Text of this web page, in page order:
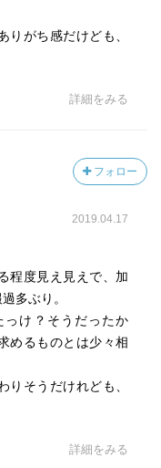
そうだ。もちろん燃
なら単純な計算では
行便として飛びたっ
たらいいのになぁ と
らんけど。
。そこだけ読んだの
で賢治がしゃべる文
が有る。例えば本文
ないよ，忠を撃っ
無いよ」ではなく，
ろう。山崎さんどこ
云うかサポートして
りがち感だけども、
詳細をみる
フォロー
2019.04.17
程度見え見えで、加
多ぶり。
っけ？そうだったか
めるものとは少々相
りそうだけれども、
詳細をみる